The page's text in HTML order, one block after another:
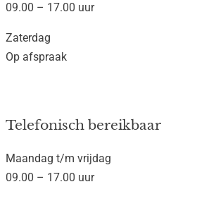
09.00 – 17.00 uur
Zaterdag
Op afspraak
Telefonisch bereikbaar
Maandag t/m vrijdag
09.00 – 17.00 uur